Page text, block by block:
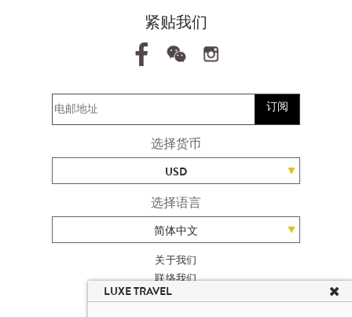
紧贴我们
订阅
选择货币
USD
选择语言
简体中文
关于我们
联络我们
加入我们
LUXE TRAVEL